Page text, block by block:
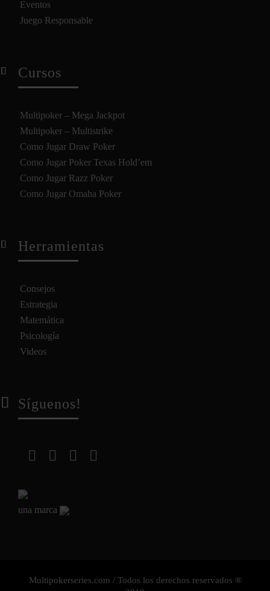
Eventos
Juego Responsable
Cursos
Multipoker – Mega Jackpot
Multipoker – Multistrike
Como Jugar Draw Poker
Como Jugar Poker Texas Hold’em
Como Jugar Razz Poker
Como Jugar Omaha Poker
Herramientas
Consejos
Estrategia
Matemática
Psicología
Videos
Síguenos!
una marca
Multipokerseries.com / Todos los derechos reservados ®